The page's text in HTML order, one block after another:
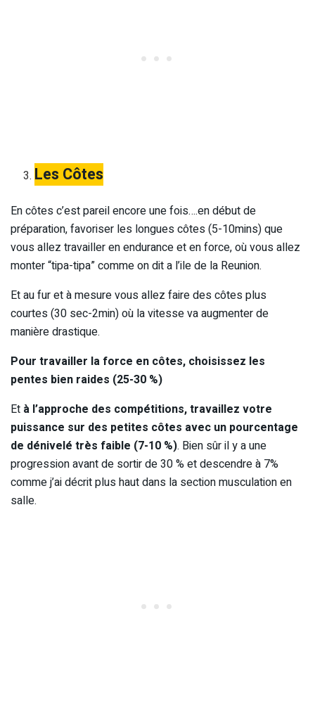
Les Côtes
En côtes c’est pareil encore une fois….en début de
préparation, favoriser les longues côtes (5-10mins) que
vous allez travailler en endurance et en force, où vous allez
monter “tipa-tipa” comme on dit a l’ile de la Reunion.
Et au fur et à mesure vous allez faire des côtes plus
courtes (30 sec-2min) où la vitesse va augmenter de
manière drastique.
Pour travailler la force en côtes, choisissez les
pentes bien raides (25-30 %)
Et à l’approche des compétitions, travaillez votre
puissance sur des petites côtes avec un pourcentage
de dénivelé très faible (7-10 %). Bien sûr il y a une
progression avant de sortir de 30 % et descendre à 7%
comme j’ai décrit plus haut dans la section musculation en
salle.